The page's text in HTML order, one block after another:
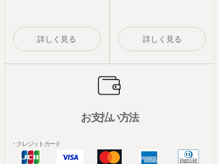
詳しく見る 詳しく見る
お支払い方法
・クレジットカード